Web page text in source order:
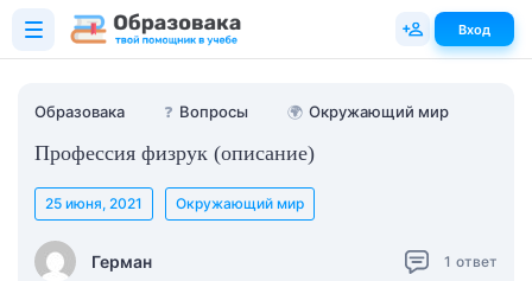
Образовака ❓ Вопросы 🌍 Окружающий мир
Профессия физрук (описание)
Герман
25 июня, 2021 Окружающий мир
1 ответ
Вход